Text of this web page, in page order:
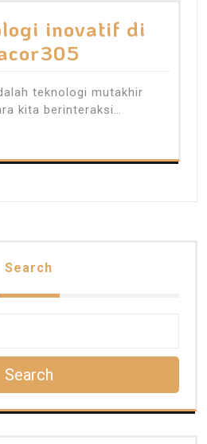
inovatif di
teknologi mutakhir
kita berinteraksi…
Search
Search